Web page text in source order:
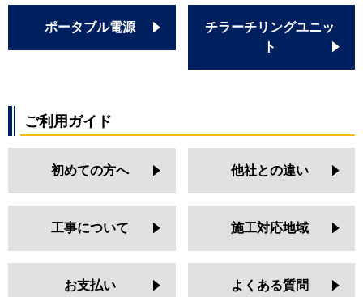
ポータブル電源
チラーチリングユニッ
ト
ご利用ガイド
初めての方へ 他社との違い
工事について 施工対応地域
お支払い よくある質問